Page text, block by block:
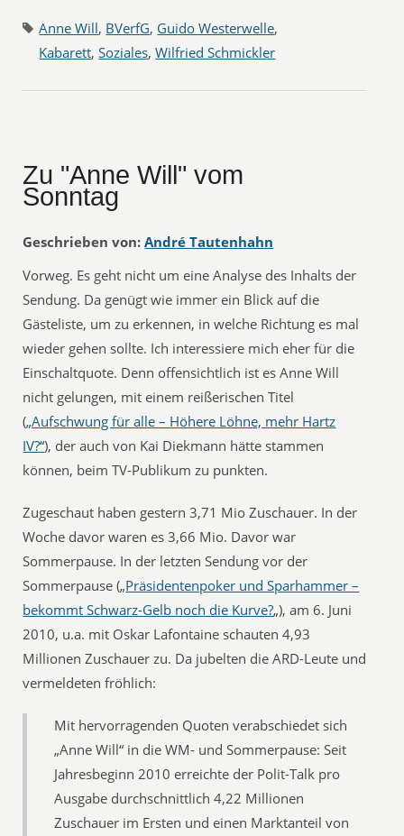
Anne Will, BVerfG, Guido Westerwelle,
Kabarett,Soziales,Wilfried Schmickler
Zu "Anne Will" vom
Sonntag
Geschrieben von: André Tautenhahn
Vorweg. Es geht nicht um eine Analyse des Inhalts der
Sendung. Da genügt wie immer ein Blick auf die
Gästeliste, um zu erkennen, in welche Richtung es mal
wieder gehen sollte. Ich interessiere mich eher für die
Einschaltquote. Denn offensichtlich ist es Anne Will
nicht gelungen, mit einem reißerischen Titel
(„Aufschwung für alle – Höhere Löhne, mehr Hartz
IV?“), der auch von Kai Diekmann hätte stammen
können, beim TV-Publikum zu punkten.
Zugeschaut haben gestern 3,71 Mio Zuschauer. In der
Woche davor waren es 3,66 Mio. Davor war
Sommerpause. In der letzten Sendung vor der
Sommerpause („Präsidentenpoker und Sparhammer –
bekommt Schwarz-Gelb noch die Kurve?„), am 6. Juni
2010, u.a. mit Oskar Lafontaine schauten 4,93
Millionen Zuschauer zu. Da jubelten die ARD-Leute und
vermeldeten fröhlich:
Mit hervorragenden Quoten verabschiedet sich
„Anne Will“ in die WM- und Sommerpause: Seit
Jahresbeginn 2010 erreichte der Polit-Talk pro
Ausgabe durchschnittlich 4,22 Millionen
Zuschauer im Ersten und einen Marktanteil von